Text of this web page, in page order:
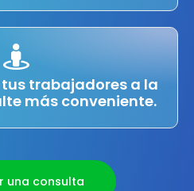
trabajadores a la
más conveniente.
una consulta